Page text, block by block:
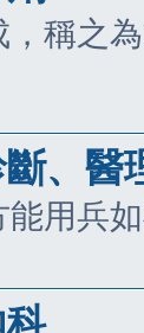
稱之為
、醫
用兵